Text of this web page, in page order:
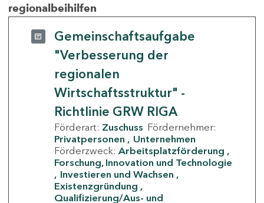
regionalbeihilfen
Gemeinschaftsaufgabe
"Verbesserung der
regionalen
Wirtschaftsstruktur" -
Richtlinie GRW RIGA
Förderart: Zuschuss Fördernehmer:
Privatpersonen
Unternehmen
Förderzweck: Arbeitsplatzförderung
Forschung, Innovation und Technologie
Investieren und Wachsen
Existenzgründung
Qualifizierung/Aus- und